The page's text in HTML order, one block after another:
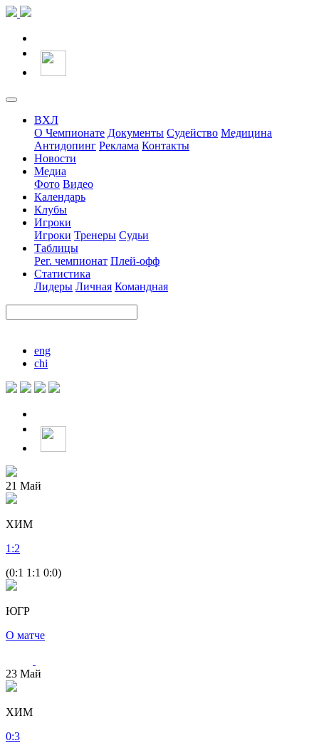
ВХЛ
О Чемпионате Документы Судейство Медицина
Антидопинг Реклама Контакты
Новости
Медиа
Фото Видео
Календарь
Клубы
Игроки
Игроки Тренеры Судьи
Таблицы
Рег. чемпионат Плей-офф
Статистика
Лидеры Личная Командная
eng
chi
21 Май
ХИМ
1 :2
(0:1 1:1 0:0)
ЮГР
О матче
23 Май
ХИМ
0:3